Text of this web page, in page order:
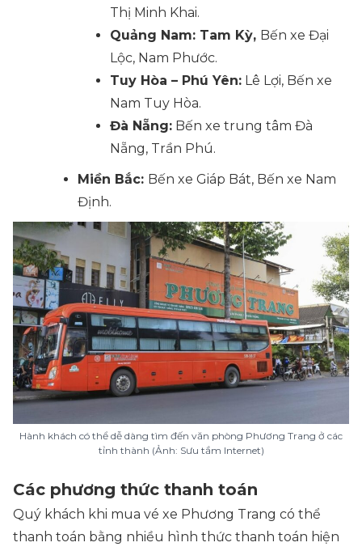
Thị Minh Khai.
Quảng Nam: Tam Kỳ, Bến xe Đại
Lộc, Nam Phước.
Tuy Hòa – Phú Yên: Lê Lợi, Bến xe
Nam Tuy Hòa.
Đà Nẵng: Bến xe trung tâm Đà
Nẵng, Trần Phú.
Miền Bắc: Bến xe Giáp Bát, Bến xe Nam
Định.
Hành khách có thể dễ dàng tìm đến văn phòng Phương Trang ở các
tỉnh thành (Ảnh: Sưu tầm Internet)
Các phương thức thanh toán
Quý khách khi mua vé xe Phương Trang có thể
thanh toán bằng nhiều hình thức thanh toán hiện